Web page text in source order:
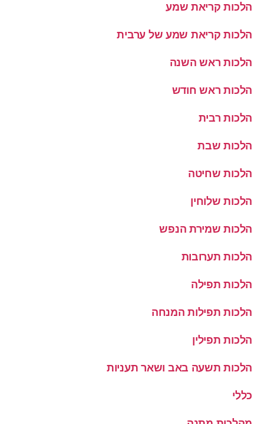
הלכות קריאת שמע
הלכות קריאת שמע של ערבית
הלכות ראש השנה
הלכות ראש חודש
הלכות רבית
הלכות שבת
הלכות שחיטה
הלכות שלוחין
הלכות שמירת הנפש
הלכות תערובות
הלכות תפילה
הלכות תפילות המנחה
הלכות תפילין
הלכות תשעה באב ושאר תעניות
כללי